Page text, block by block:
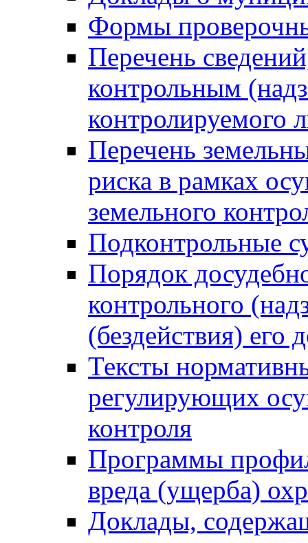
Формы
Перечень
контрольным
контролируемого
Перечень
риска в рамках
земельного
Подконтрольные
Порядок
контрольного
(бездействия)
Тексты
регулирующих
контроля
Программы
вреда (ущерба)
Доклады,